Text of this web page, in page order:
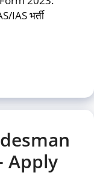
IAS भर्ती
Apply